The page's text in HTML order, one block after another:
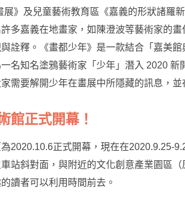
展》及兒童藝術教育區《嘉義的形狀諸羅
多嘉義在地畫家，如陳澄波等藝術家的
詮釋。《畫都少年》是一款結合「嘉美
名知名塗鴉藝術家「少年」潛入 2020
需要解開少年在畫展中所隱藏的訊息，並
館正式開幕！
2020.10.6正式開幕，現在在2020.9.25-
站斜對面，與附近的文化創意產業園區
讀者可以利用時間前去。